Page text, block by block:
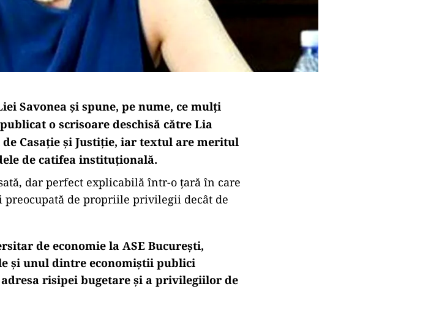
Savonea și spune, pe nume, ce mulți
o scrisoare deschisă către Lia
Casație și Justiție, iar textul are meritul
de catifea instituțională.
dar perfect explicabilă într-o țară în care
de propriile privilegii decât de
de economie la ASE București,
și unul dintre economiștii publici
risipei bugetare și a privilegiilor de